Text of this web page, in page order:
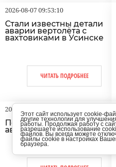
2026-08-07 09:53:10
Стали известны детали
аварии вертолёта с
вахтовиками в Усинске
ЧИТАТЬ ПОДРОБНЕЕ
2026-08-07 06:02:00
Погода на сегодня, 7
августа, в Усинске
Этот сайт использует cookie-
другие технологии для
работы. Продолжая работу с
разрешаете использование
файлов. Вы всегда можете
файлы cookie в настройках
браузера.